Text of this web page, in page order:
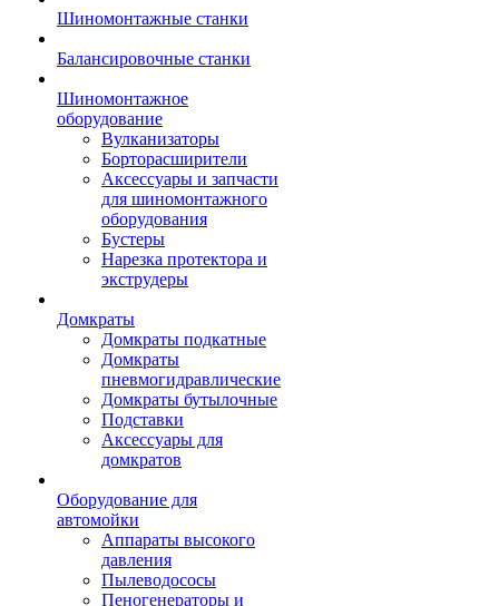
Шиномонтажные станки
Балансировочные станки
Шиномонтажное
оборудование
Вулканизаторы
Борторасширители
Аксессуары и запчасти
для шиномонтажного
оборудования
Бустеры
Нарезка протектора и
экструдеры
Домкраты
Домкраты подкатные
Домкраты
пневмогидравлические
Домкраты бутылочные
Подставки
Аксессуары для
домкратов
Оборудование для
автомойки
Аппараты высокого
давления
Пылеводососы
Пеногенераторы и